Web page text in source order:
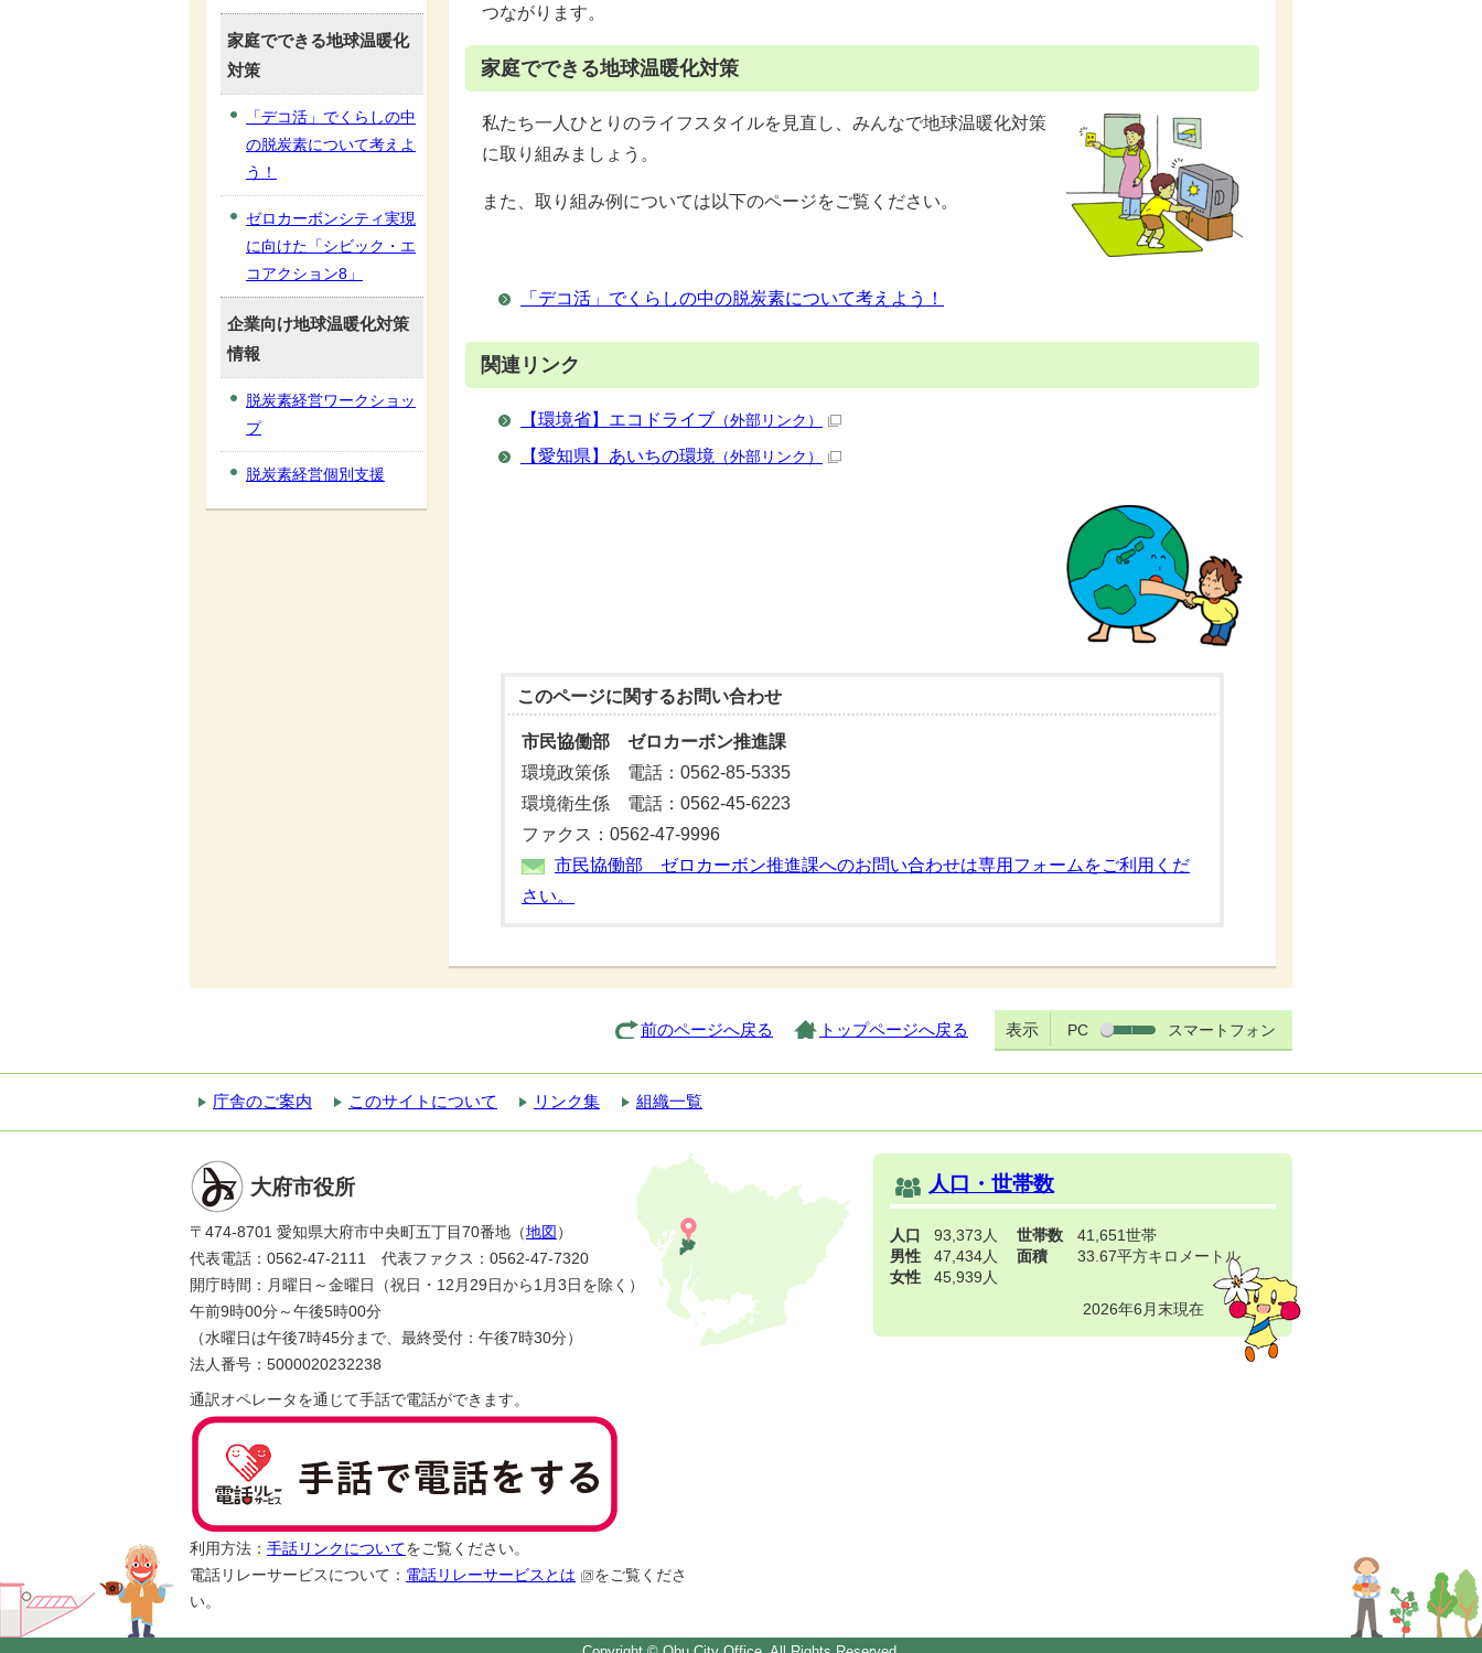
つながります。
家庭でできる地球温暖化対策
私たち一人ひとりのライフスタイルを見直し、みんなで地球温暖化対策
に取り組みましょう。
また、取り組み例については以下のページをご覧ください。
「デコ活」でくらしの中の脱炭素について考えよう！
関連リンク
【環境省】エコドライブ （外部リンク）
【愛知県】あいちの環境 （外部リンク）
このページに関するお問い合わせ
市民協働部 ゼロカーボン推進課
環境政策係 電話：0562-85-5335
環境衛生係 電話：0562-45-6223
ファクス：0562-47-9996
市民協働部 ゼロカーボン推進課へのお問い合わせは専用フォームをご利用くだ
さい。
家庭でできる地球温暖化
対策
「デコ活」でくらしの中
の脱炭素について考えよ
う！
ゼロカーボンシティ実現
に向けた「シビック・エ
コアクション8」
企業向け地球温暖化対策
情報
脱炭素経営ワークショッ
プ
脱炭素経営個別支援
前のページへ戻る トップページへ戻る 表示 PC スマートフォン
庁舎のご案内 このサイトについて リンク集 組織一覧
大府市役所
〒474-8701 愛知県大府市中央町五丁目70番地（地図 ）
代表電話：0562-47-2111 代表ファクス：0562-47-7320
開庁時間：月曜日～金曜日（祝日・12月29日から1月3日を除く）
午前9時00分～午後5時00分
（水曜日は午後7時45分まで、最終受付：午後7時30分）
法人番号：5000020232238
通訳オペレータを通じて手話で電話ができます。
利用方法： 手話リンクについてをご覧ください。
電話リレーサービスについて： 電話リレーサービスとは
をご覧くださ
い。
人口・世帯数
人口
93,373人
男性
47,434人
女性
45,939人
世帯数
41,651世帯
面積
33.67平方キロメートル
2026年6月末現在